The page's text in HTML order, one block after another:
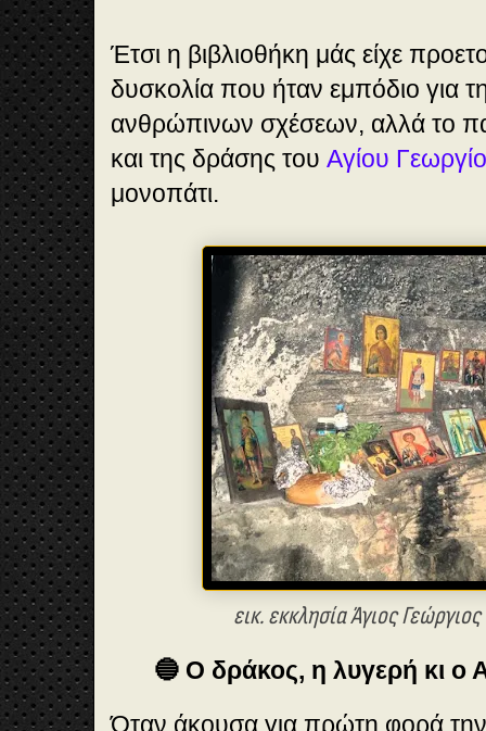
Έτσι η βιβλιοθήκη μάς είχε
δυσκολία που ήταν εμπόδιο για
ανθρώπινων σχέσεων, αλλά το
και της δράσης του Αγίου
μονοπάτι.
εικ. εκκλησία Άγιος
🔵 Ο δράκος, η λυγερή κι ο
Όταν άκουσα για πρώτη φορά την